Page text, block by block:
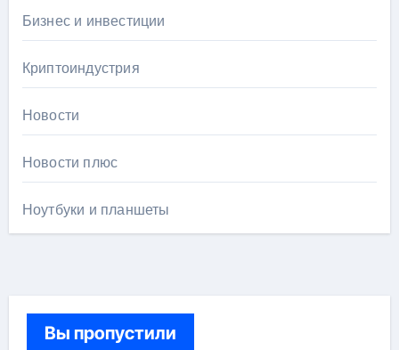
Бизнес и инвестиции
Криптоиндустрия
Новости
Новости плюс
Ноутбуки и планшеты
Вы пропустили